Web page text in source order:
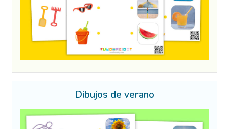
Dibujos de verano